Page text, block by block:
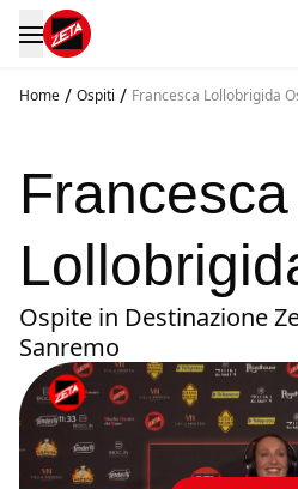
Home / Ospiti / Francesca Lollobrigida
Francesca
Ospite in Destinazione
Sanremo